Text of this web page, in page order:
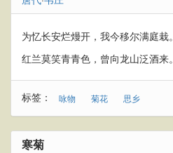
为忆长安烂熳开，我今移尔满庭栽。
红兰莫笑青青色，曾向龙山泛酒来。
标签： 咏物 菊花 思乡
寒菊